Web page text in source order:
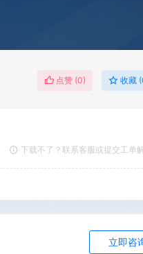
点赞 (0) 收藏
下载不了？联系客服或提交工单
立即咨